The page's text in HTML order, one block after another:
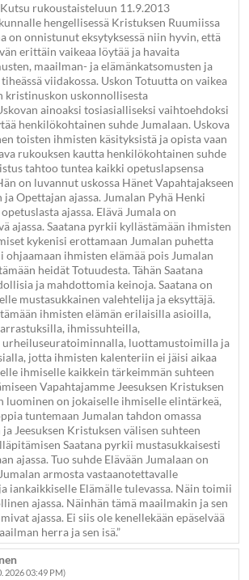
rukoustaisteluun 11.9.2013
hengellisessä Kristuksen Ruumiissa
on onnistunut eksytyksessä niin hyvin, että
erittäin vaikeaa löytää ja havaita
maailman- ja elämänkatsomusten ja
viidakossa. Uskon Totuutta on vaikea
kristinuskon uskonnollisesta
ainoaksi tosiasialliseksi vaihtoehdoksi
henkilökohtainen suhde Jumalaan. Uskova
toisten ihmisten käsityksistä ja opista vaan
rukouksen kautta henkilökohtainen suhde
tahtoo tuntea kaikki opetuslapsensa
on luvannut uskossa Hänet Vapahtajakseen
Opettajan ajassa. Jumalan Pyhä Henki
ajassa. Elävä Jumala on
ajassa. Saatana pyrkii kyllästämään ihmisten
kykenisi erottamaan Jumalan puhetta
ohjaamaan ihmisten elämää pois Jumalan
heidät Totuudesta. Tähän Saatana
ja mahdottomia keinoja. Saatana on
mustasukkainen valehtelija ja eksyttäjä.
ihmisten elämän erilaisilla asioilla,
ihmissuhteilla,
luottamustoimilla ja
jotta ihmisten kalenteriin ei jäisi aikaa
ihmiselle kaikkein tärkeimmän suhteen
Vapahtajamme Jeesuksen Kristuksen
luominen on jokaiselle ihmiselle elintärkeä,
tuntemaan Jumalan tahdon omassa
Jeesuksen Kristuksen välisen suhteen
Saatana pyrkii mustasukkaisesti
ajassa. Tuo suhde Elävään Jumalaan on
armosta vastaanotettavalle
iankaikkiselle Elämälle tulevassa. Näin toimii
ajassa. Näinhän tämä maailmakin ja sen
ajassa. Ei siis ole kenellekään epäselvää
herra ja sen isä.”
2026 03:49 PM)